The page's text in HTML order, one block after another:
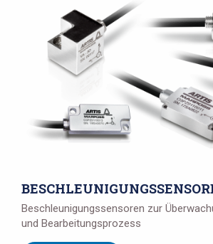
Beschleunigungssensoren zur
und Bearbeitungsprozess